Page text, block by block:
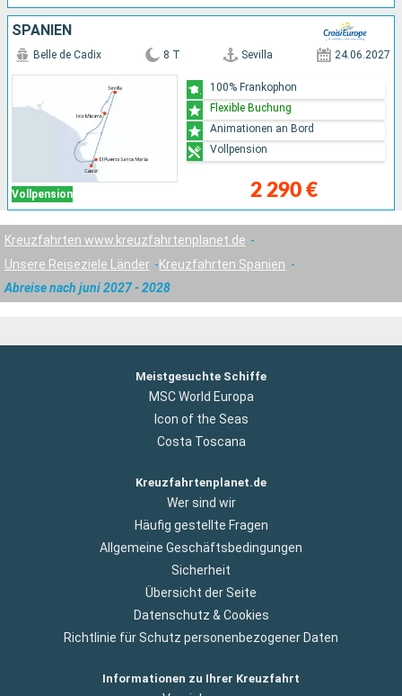
SPANIEN
Vollpension
Belle de Cadix 8 T Sevilla 24.06.2027
2 290 €
100% Frankophon
Flexible Buchung
Animationen an Bord
Vollpension
Kreuzfahrten www.kreuzfahrtenplanet.de
Unsere Reiseziele Länder
Kreuzfahrten Spanien
Abreise nach juni 2027 - 2028
Meistgesuchte Schiffe
MSC World Europa
Icon of the Seas
Costa Toscana
Kreuzfahrtenplanet.de
Wer sind wir
Häufig gestellte Fragen
Allgemeine Geschäftsbedingungen
Sicherheit
Übersicht der Seite
Datenschutz & Cookies
Richtlinie für Schutz personenbezogener Daten
Informationen zu Ihrer Kreuzfahrt